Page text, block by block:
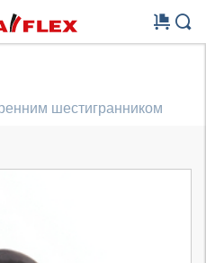
шестигранником